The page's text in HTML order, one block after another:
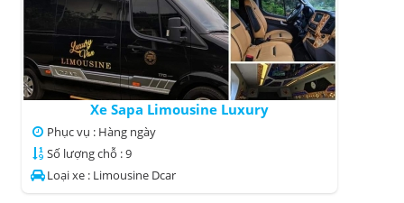
Xe Sapa Limousine Luxury
Phục vụ : Hàng ngày
Số lượng chỗ : 9
Loại xe : Limousine Dcar